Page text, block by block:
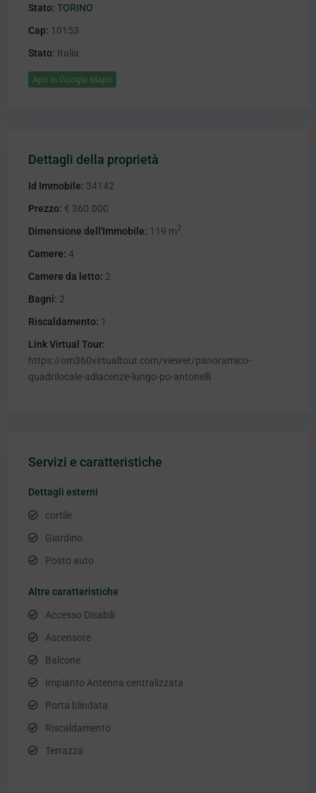
Stato: TORINO
Cap: 10153
Stato: Italia
Apri in Google Maps
Dettagli della proprietà
Id Immobile: 34142
Prezzo: € 360.000
Dimensione dell'Immobile: 119 m2
Camere: 4
Camere da letto: 2
Bagni: 2
Riscaldamento: 1
Link Virtual Tour:
https://om360virtualtour.com/viewer/panoramico-
quadrilocale-adiacenze-lungo-po-antonelli
Servizi e caratteristiche
Dettagli esterni
cortile
Giardino
Posto auto
Altre caratteristiche
Accesso Disabili
Ascensore
Balcone
Impianto Antenna centralizzata
Porta blindata
Riscaldamento
Terrazza